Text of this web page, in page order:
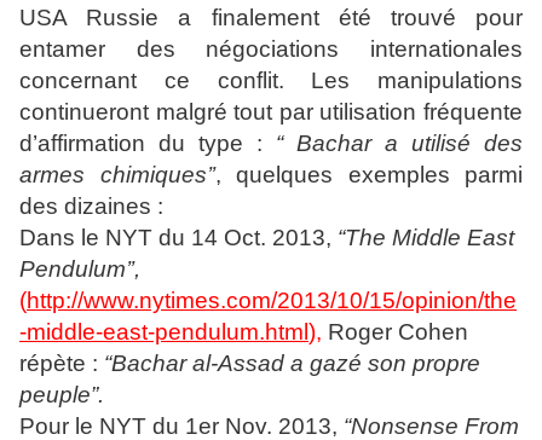
USA Russie a finalement été trouvé pour
entamer des négociations internationales
concernant ce conflit. Les manipulations
continueront malgré tout par utilisation fréquente
d’affirmation du type : “ Bachar a utilisé des
armes chimiques’’, quelques exemples parmi
des dizaines :
Dans le NYT du 14 Oct. 2013, “The Middle East
Pendulum’’,
(http://www.nytimes.com/2013/10/15/opinion/the
-middle-east-pendulum.html ), Roger Cohen
répète : “Bachar al-Assad a gazé son propre
peuple”.
Pour le NYT du 1er Nov. 2013, “Nonsense From